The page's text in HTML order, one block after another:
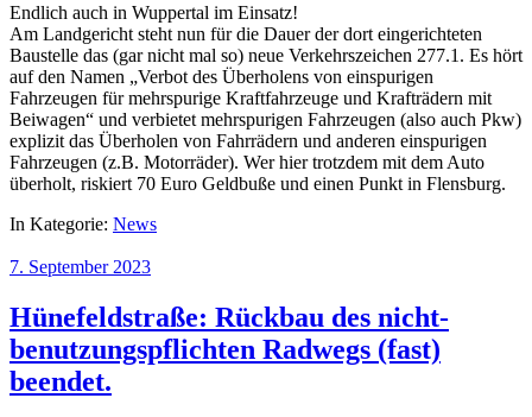
Endlich auch in Wuppertal im Einsatz!
Am Landgericht steht nun für die Dauer der dort eingerichteten
Baustelle das (gar nicht mal so) neue Verkehrszeichen 277.1. Es hört
auf den Namen „Verbot des Überholens von einspurigen
Fahrzeugen für mehrspurige Kraftfahrzeuge und Krafträdern mit
Beiwagen“ und verbietet mehrspurigen Fahrzeugen (also auch Pkw)
explizit das Überholen von Fahrrädern und anderen einspurigen
Fahrzeugen (z.B. Motorräder). Wer hier trotzdem mit dem Auto
überholt, riskiert 70 Euro Geldbuße und einen Punkt in Flensburg.
In Kategorie: News
7. September 2023
Hünefeldstraße: Rückbau des nicht-
benutzungspflichten Radwegs (fast)
beendet.